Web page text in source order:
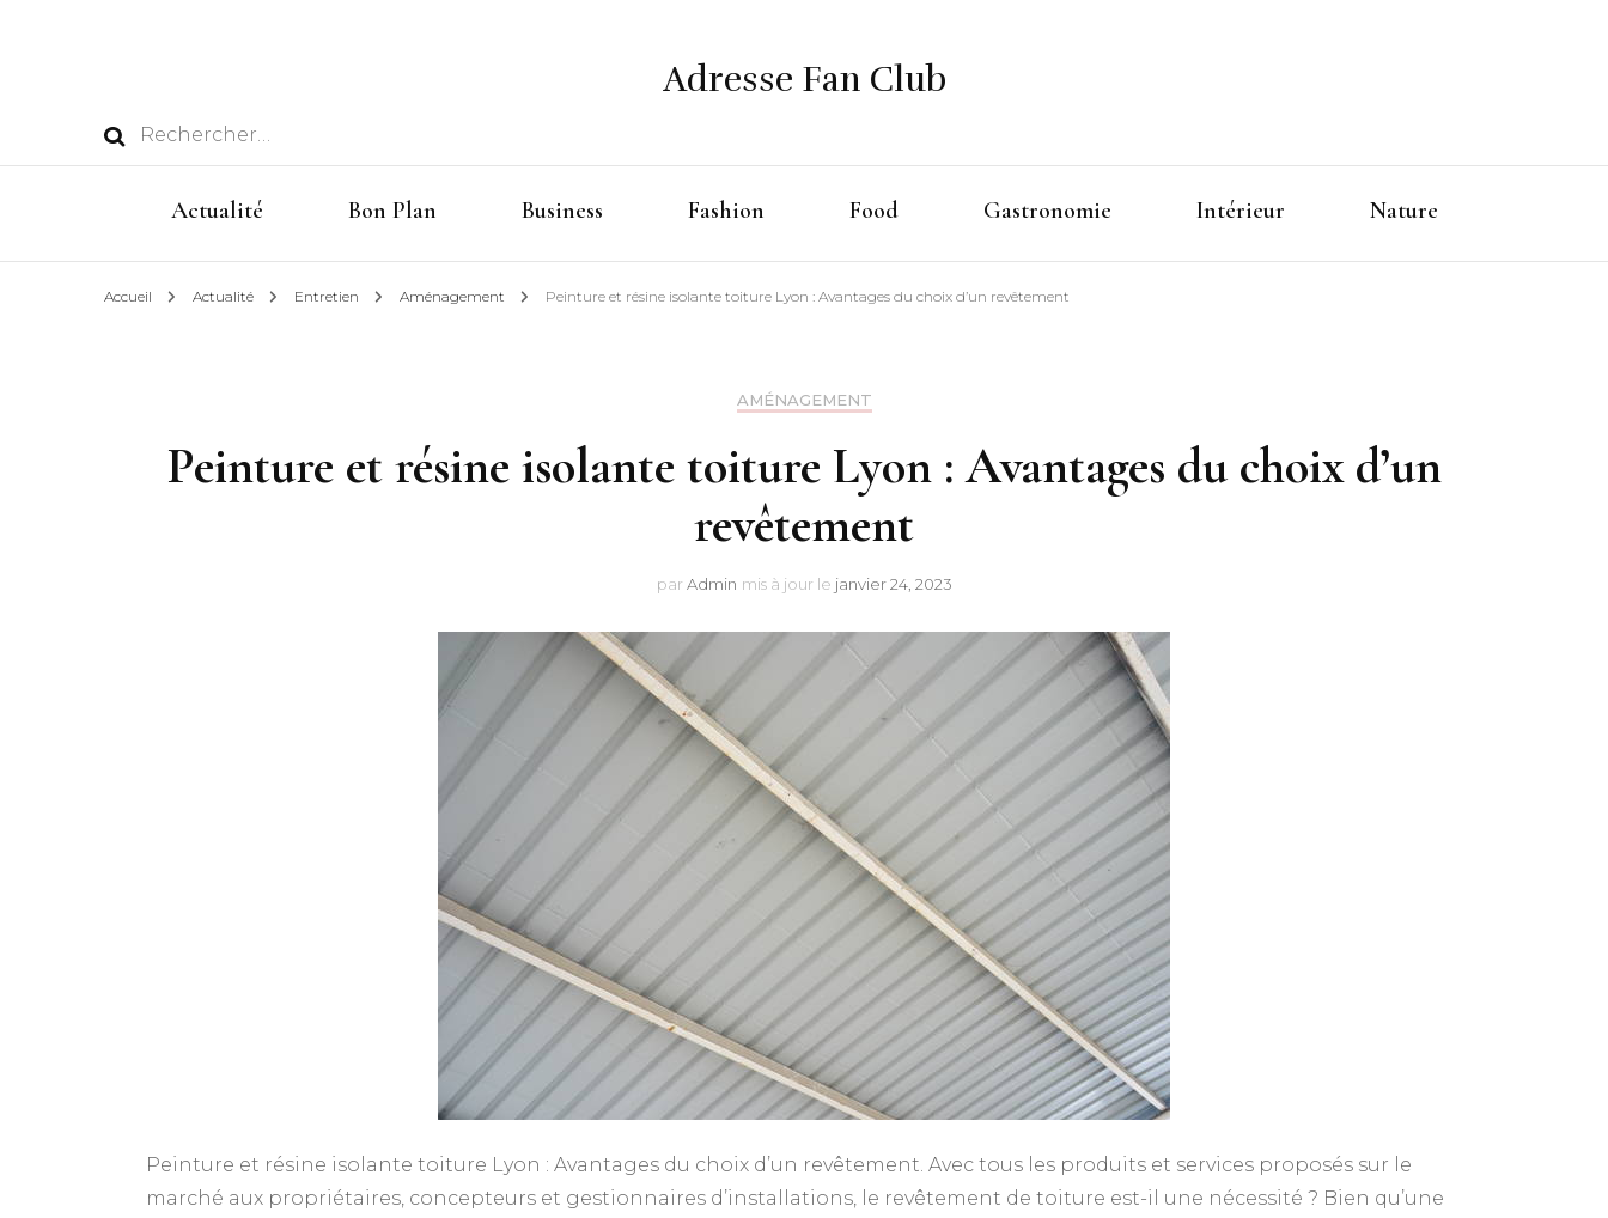
Rechercher :
Adresse Fan Club
Actualité Bon Plan Business Fashion Food Gastronomie Intérieur Nature
Accueil Actualité Entretien Aménagement Peinture et résine isolante toiture Lyon : Avantages du choix d’un revêtement
AMÉNAGEMENT
Peinture et résine isolante toiture Lyon : Avantages du choix d’un
revêtement
par Admin mis à jour le janvier 24, 2023
Peinture et résine isolante toiture Lyon : Avantages du choix d’un revêtement. Avec tous les produits et services proposés sur le
marché aux propriétaires, concepteurs et gestionnaires d’installations, le revêtement de toiture est-il une nécessité ? Bien qu’une